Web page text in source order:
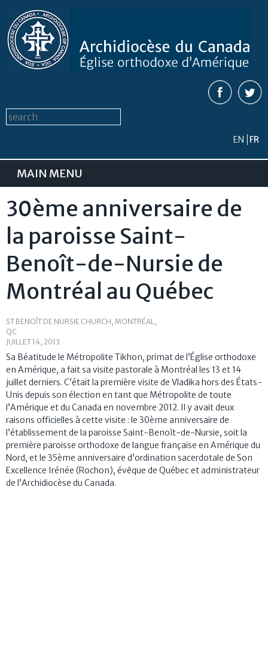
Formulaire de recherche
Search this site
EN FR
MAIN MENU
30ème anniversaire de
la paroisse Saint-
Benoît-de-Nursie de
Montréal au Québec
ST BENOÎT DE NURSIE CHURCH, MONTRÉAL,
QC
JUILLET 14, 2013
Sa Béatitude le Métropolite Tikhon, primat de l’Église orthodoxe
en Amérique, a fait sa visite pastorale à Montréal les 13 et 14
juillet derniers. C’était la première visite de Vladika hors des États-
Unis depuis son élection en tant que Métropolite de toute
l’Amérique et du Canada en novembre 2012. Il y avait deux
raisons officielles à cette visite : le 30ème anniversaire de
l’établissement de la paroisse Saint-Benoît-de-Nursie, soit la
première paroisse orthodoxe de langue française en Amérique du
Nord, et le 35ème anniversaire d’ordination sacerdotale de Son
Excellence Irénée (Rochon), évêque de Québec et administrateur
de l’Archidiocèse du Canada.